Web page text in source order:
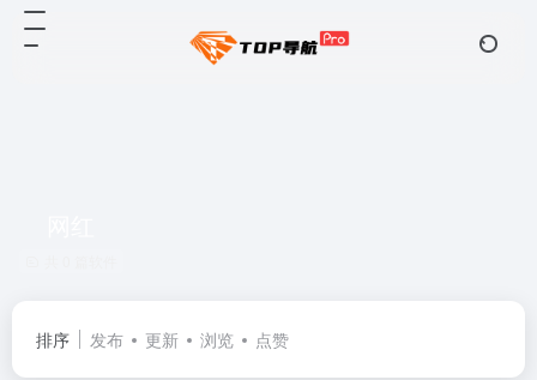
排序 发布 更新 浏览 点赞